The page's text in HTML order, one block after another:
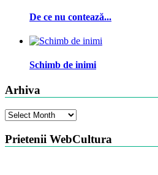
De ce nu contează...
Schimb de inimi
Arhiva
Arhiva
Prietenii WebCultura